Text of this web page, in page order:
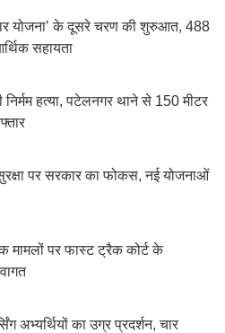
योजना’ के दूसरे चरण की शुरुआत, 488
सहायता
निर्मम हत्या, पटेलनगर थाने से 150 मीटर
पर सरकार का फोकस, नई योजनाओं
मामलों पर फास्ट ट्रैक कोर्ट के
अभ्यर्थियों का उग्र प्रदर्शन, चार